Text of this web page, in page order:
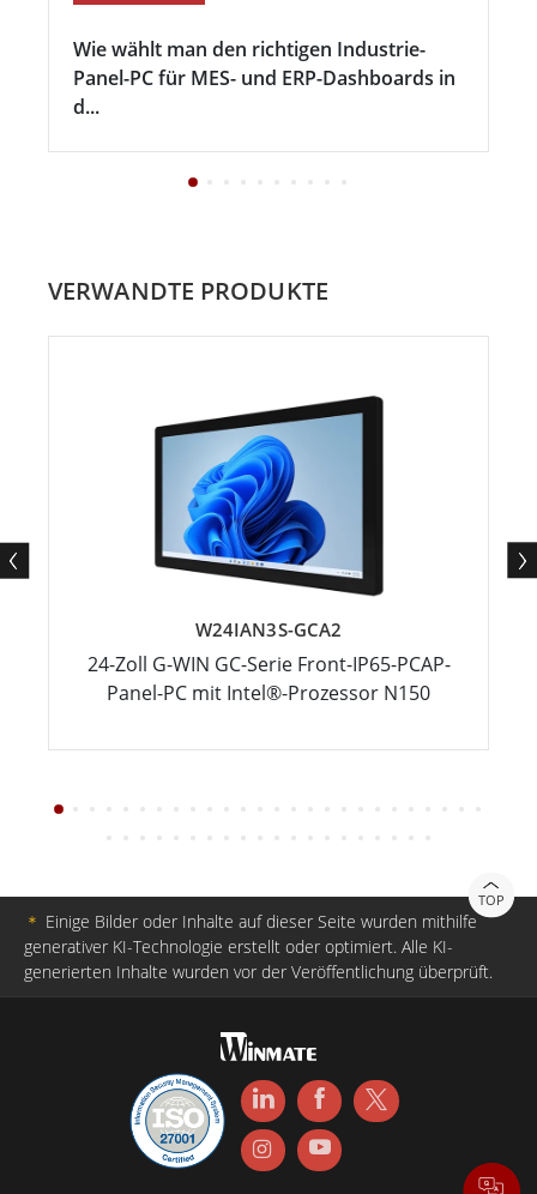
Wie wählt man den richtigen Industrie-
Panel-PC für MES- und ERP-Dashboards in
d...
VERWANDTE PRODUKTE
W24IAN3S-GCA2
24-Zoll G-WIN GC-Serie Front-IP65-PCAP-
Panel-PC mit Intel®-Prozessor N150
TOP
＊ Einige Bilder oder Inhalte auf dieser Seite wurden mithilfe
generativer KI-Technologie erstellt oder optimiert. Alle KI-
generierten Inhalte wurden vor der Veröffentlichung überprüft.